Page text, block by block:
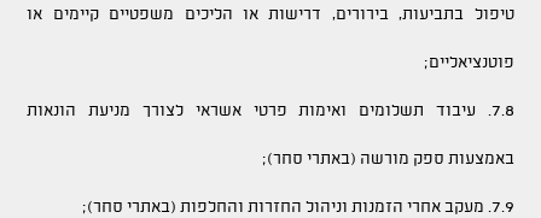
טיפול בתביעות, בירורים, דרישות או הליכים משפטיים קיימים או
פוטנציאליים;
7.8. עיבוד תשלומים ואימות פרטי אשראי לצורך מניעת הונאות
באמצעות ספק מורשה (באתרי סחר);
7.9. מעקב אחרי הזמנות וניהול החזרות והחלפות (באתרי סחר);